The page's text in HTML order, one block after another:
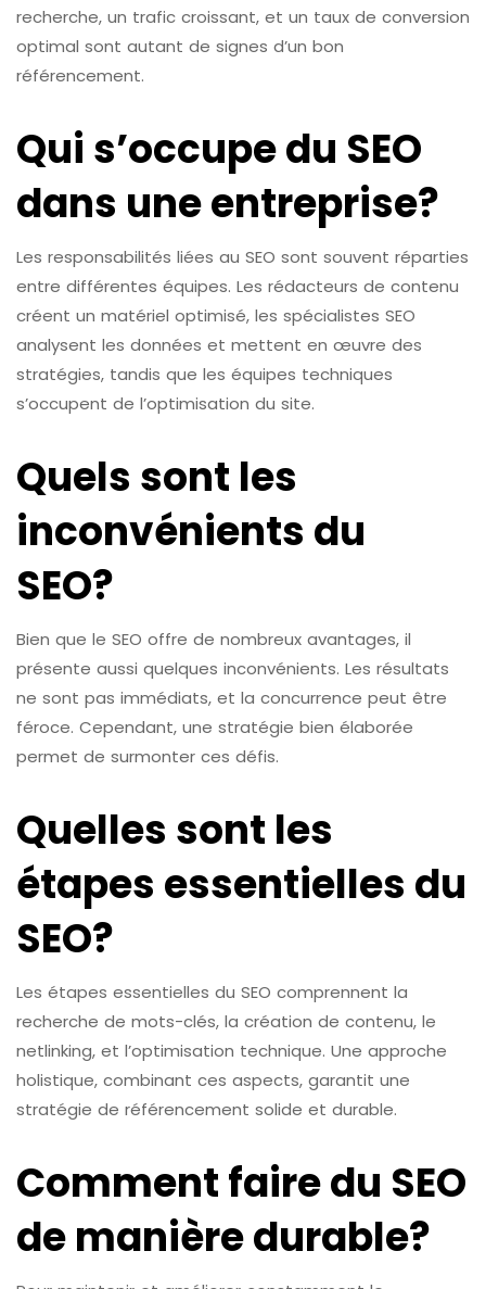
recherche, un trafic croissant, et un taux de conversion
optimal sont autant de signes d’un bon
référencement.
Qui s’occupe du SEO
dans une entreprise?
Les responsabilités liées au SEO sont souvent réparties
entre différentes équipes. Les rédacteurs de contenu
créent un matériel optimisé, les spécialistes SEO
analysent les données et mettent en œuvre des
stratégies, tandis que les équipes techniques
s’occupent de l’optimisation du site.
Quels sont les
inconvénients du
SEO?
Bien que le SEO offre de nombreux avantages, il
présente aussi quelques inconvénients. Les résultats
ne sont pas immédiats, et la concurrence peut être
féroce. Cependant, une stratégie bien élaborée
permet de surmonter ces défis.
Quelles sont les
étapes essentielles du
SEO?
Les étapes essentielles du SEO comprennent la
recherche de mots-clés, la création de contenu, le
netlinking, et l’optimisation technique. Une approche
holistique, combinant ces aspects, garantit une
stratégie de référencement solide et durable.
Comment faire du SEO
de manière durable?